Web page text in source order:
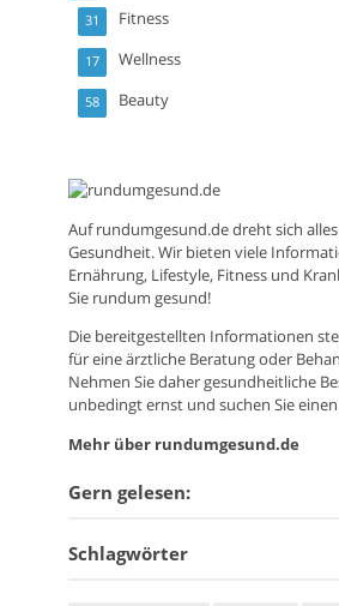
Fitness
31
Wellness
17
Beauty
58
Aufrundumgesund.dedreht sich
Gesundheit. Wir bieten viele
Ernährung, Lifestyle, Fitness und
Sie rundum gesund!
Die bereitgestellten Informationen
für eine ärztliche Beratung oder
Nehmen Sie daher gesundheitliche
unbedingt ernst und suchen Sie
Mehr über rundumgesund.de
Gern gelesen:
Schlagwörter